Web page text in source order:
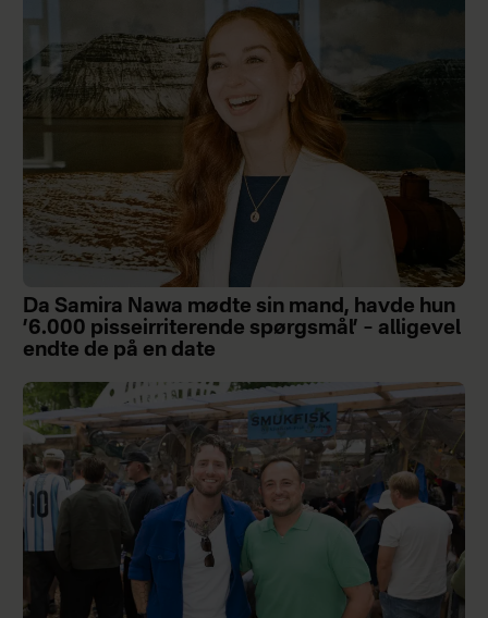
Da Samira Nawa mødte sin mand, havde hun
’6.000 pisseirriterende spørgsmål’ – alligevel
endte de på en date